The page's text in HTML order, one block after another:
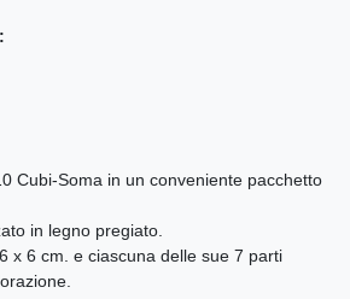
Cubi-Soma in un conveniente pacchetto
in legno pregiato.
x 6 cm. e ciascuna delle sue 7 parti